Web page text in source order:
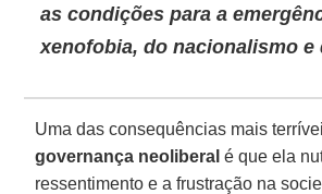
as condições para a
xenofobia, do nacionalismo e
Uma das consequências mais
governança neoliberal é que ela
ressentimento e a frustração na